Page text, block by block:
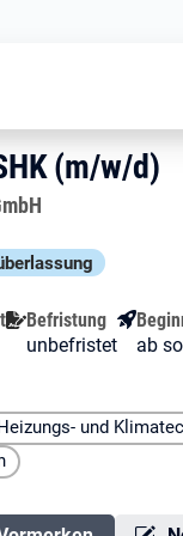
- SHK(m/w/d)
(m/w/d)
Befristung
unbefristet
ab
und